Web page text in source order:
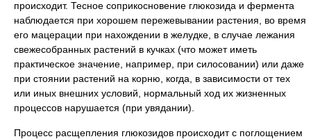
происходит. Тесное соприкосновение глюкозида и фермента
наблюдается при хорошем пережевывании растения, во время
его мацерации при нахождении в желудке, в случае лежания
свежесобранных растений в кучках (что может иметь
практическое значение, например, при силосовании) или даже
при стоянии растений на корню, когда, в зависимости от тех
или иных внешних условий, нормальный ход их жизненных
процессов нарушается (при увядании).
Процесс расщепления глюкозидов происходит с поглощением